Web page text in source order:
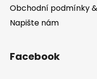
Obchodní podmínky &
Napište nám
Facebook